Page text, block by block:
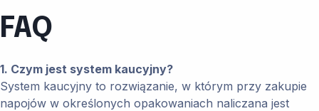
FAQ
1. Czym jest system kaucyjny?
System kaucyjny to rozwiązanie, w którym przy zakupie
napojów w określonych opakowaniach naliczana jest